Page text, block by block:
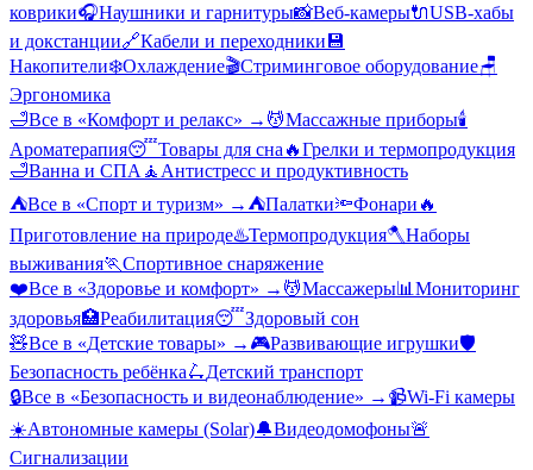
коврики🎧Наушники и гарнитуры📸Веб-камеры🔌USB-хабы
и докстанции🔗Кабели и переходники 💾
Накопители❄️Охлаждение🎬Стриминговое оборудование🪑
Эргономика
🛁Все в «Комфорт и релакс» → 💆Массажные приборы🕯️
Ароматерапия😴Товары для сна 🔥Грелки и термопродукция
🛁Ванна и СПА 🧘 Антистресс и продуктивность
⛺Все в «Спорт и туризм» → ⛺Палатки🔦Фонари 🔥
Приготовление на природе♨️Термопродукция🪓Наборы
выживания🏃Спортивное снаряжение
❤️Все в «Здоровье и комфорт» → 💆Массажеры📊 Мониторинг
здоровья🏥Реабилитация😴Здоровый сон
🧸Все в «Детские товары» → 🎮Развивающие игрушки🛡️
Безопасность ребёнка🛴Детский транспорт
🔒Все в «Безопасность и видеонаблюдение» → 📹Wi-Fi камеры
☀️Автономные камеры (Solar)🔔Видеодомофоны🚨
Сигнализации